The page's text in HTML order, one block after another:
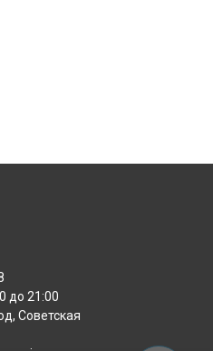
до 21:00
Советская